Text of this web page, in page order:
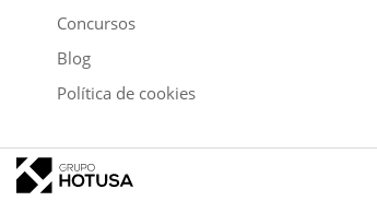
Concursos
Blog
Política de cookies